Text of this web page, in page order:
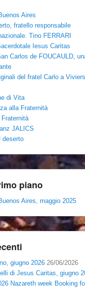
Aires
fratello responsabile
Tino FERRARI
Iesus Caritas
Carlos de FOUCAULD,
del fratel Carlo a
di Vita
alla Fraternità
JALICS
deserto
piano
Aires, maggio 2025
giugno 2026 26/06/2026
di Jesus Caritas, giugno
Nazareth week Booking